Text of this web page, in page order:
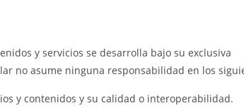
y servicios se desarrolla bajo su exclusiva
no asume ninguna responsabilidad en los
y contenidos y su calidad o interoperabilidad.